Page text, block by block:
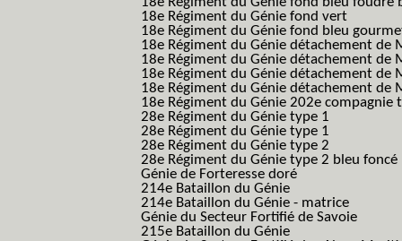
18e Régiment du Génie fond vert
18e Régiment du Génie fond bleu
18e Régiment du Génie détachement de
18e Régiment du Génie détachement de
18e Régiment du Génie détachement de
18e Régiment du Génie détachement de
18e Régiment du Génie 202e compagnie
28e Régiment du Génie type 1
28e Régiment du Génie type 1
28e Régiment du Génie type 2
28e Régiment du Génie type 2 bleu foncé
Génie de Forteresse doré
214e Bataillon du Génie
214e Bataillon du Génie - matrice
Génie du Secteur Fortifié de Savoie
215e Bataillon du Génie